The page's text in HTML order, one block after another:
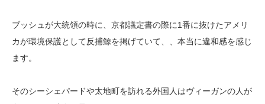
ブッシュが大統領の時に、京都議定書の際に1番に抜けたアメリ
カが環境保護として反捕鯨を掲げていて、、本当に違和感を感じ
ます。
そのシーシェパードや太地町を訪れる外国人はヴィーガンの人が